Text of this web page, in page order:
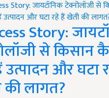
Story:
से किसान
उत्पादन और घटा
लागत?